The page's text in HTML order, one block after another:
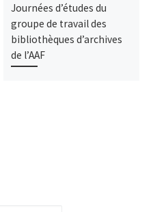
Journées d’études du
groupe de travail des
bibliothèques d’archives
de l’AAF